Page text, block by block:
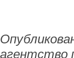
агентство